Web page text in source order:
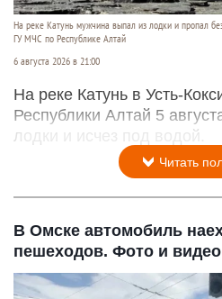
На реке Катунь мужчина выпал из лодки и пропал
ГУ МЧС по Республике Алтай
6 августа 2026 в 21:00
На реке Катунь в Усть-
Республики Алтай 5
лодки и исчез под водой.
Читать
В Омске автомобиль
пешеходов. Фото и видео